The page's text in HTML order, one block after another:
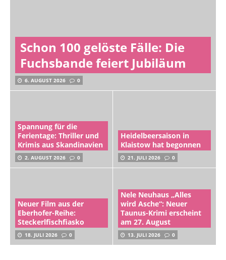
Schon 100 gelöste Fälle: Die
Fuchsbande feiert Jubiläum
6. AUGUST 2026 0
Spannung für die
Ferientage: Thriller und
Krimis aus Skandinavien
2. AUGUST 2026 0
Heidelbeersaison in
Klaistow hat begonnen
21. JULI 2026 0
Neuer Film aus der
Eberhofer-Reihe:
Steckerlfischfiasko
18. JULI 2026 0
Nele Neuhaus „Alles
wird Asche“: Neuer
Taunus-Krimi erscheint
am 27. August
13. JULI 2026 0